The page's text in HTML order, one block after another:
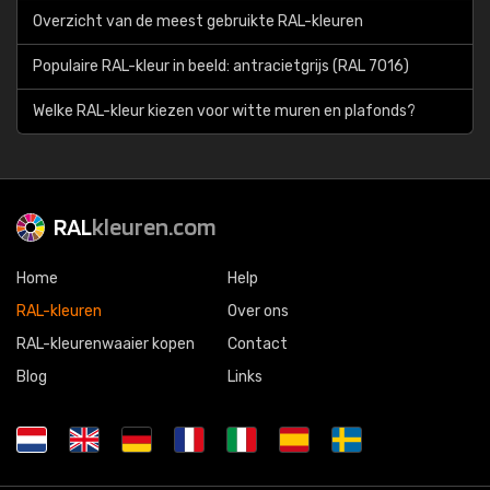
Overzicht van de meest gebruikte RAL-kleuren
Populaire RAL-kleur in beeld: antracietgrijs (RAL 7016)
Welke RAL-kleur kiezen voor witte muren en plafonds?
RALkleuren.com
Home
RAL-kleuren
RAL-kleurenwaaier kopen
Blog
Help
Over ons
Contact
Links